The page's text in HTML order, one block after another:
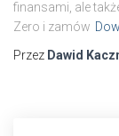
finansami, ale
Zero i zamów
Przez Dawid